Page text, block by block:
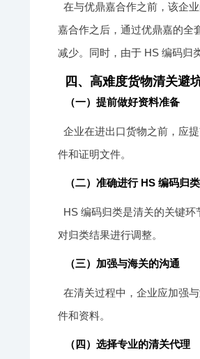
在与优鼎嘉合作之前，该企
嘉合作之后，通过优鼎嘉的全
减少。同时，由于 HS 编码归
四、高难度货物清关避
（一）提前做好资料准备
企业在进出口货物之前，应
件和证明文件。
（二）准确进行 HS 编码归类
HS 编码归类是清关的关键
对归类结果进行调整。
（三）加强与海关的沟通
在清关过程中，企业应加强
件和资料。
（四）选择专业的清关代理